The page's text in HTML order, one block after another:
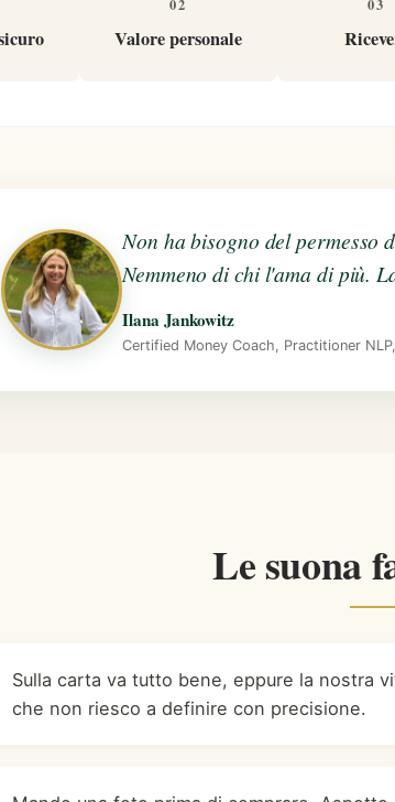
Valore personale
Non ha bisogno del permesso
Nemmeno di chi l'ama di più.
Ilana Jankowitz
Certified Money Coach, Practitioner
Le suona
Sulla carta va tutto bene, eppure la nostra
che non riesco a definire con precisione.